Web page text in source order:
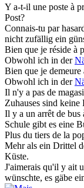
Y a-t-il une poste à
Post?
Connais-tu par
nicht zufällig ein
Bien que je réside à
Obwohl ich in der
Bien que je demeure
Obwohl ich in der
Il n'y a pas de
Zuhauses sind keine
Il y a un arrêt de bus
Schule gibt es eine
Plus du tiers de la
Mehr als ein Drittel
Küste.
J'aimerais qu'il y ait
wünschte, es gäbe